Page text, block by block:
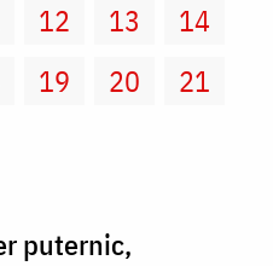
12 13
14
19 20
21
puternic,